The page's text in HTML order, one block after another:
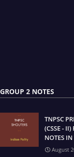
GROUP 2 NOTES
TNPSC
(CSSE -
NOTES
August